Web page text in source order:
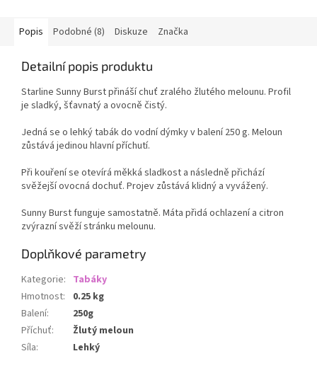
Popis
Podobné (8) Diskuze Značka
Detailní popis produktu
Starline Sunny Burst přináší chuť zralého žlutého melounu. Profil
je sladký, šťavnatý a ovocně čistý.
Jedná se o lehký tabák do vodní dýmky v balení 250 g. Meloun
zůstává jedinou hlavní příchutí.
Při kouření se otevírá měkká sladkost a následně přichází
svěžejší ovocná dochuť. Projev zůstává klidný a vyvážený.
Sunny Burst funguje samostatně. Máta přidá ochlazení a citron
zvýrazní svěží stránku melounu.
Doplňkové parametry
Kategorie: Tabáky
Hmotnost:
0.25 kg
Balení:
250g
Příchuť:
Žlutý meloun
Síla: Lehký